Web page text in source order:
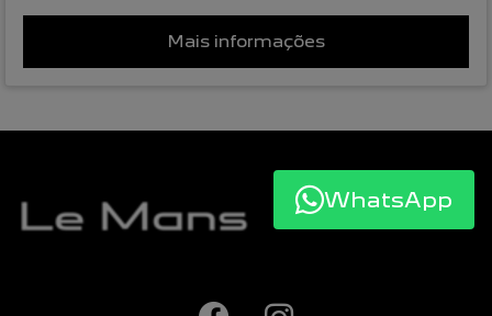
Mais informações
WhatsApp